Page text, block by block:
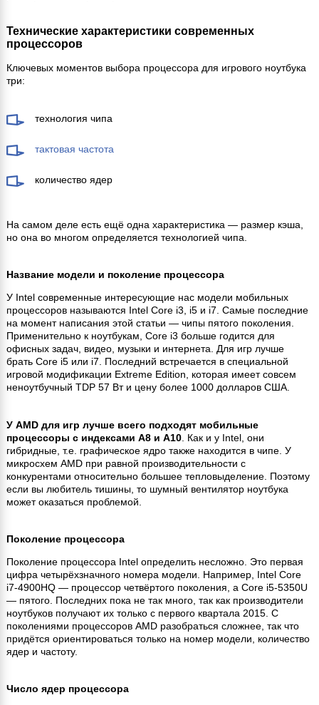
Технические характеристики современных
процессоров
Ключевых моментов выбора процессора для игрового ноутбука
три:
технология чипа
тактовая частота
количество ядер
На самом деле есть ещё одна характеристика — размер кэша,
но она во многом определяется технологией чипа.
Название модели и поколение процессора
У Intel современные интересующие нас модели мобильных
процессоров называются Intel Core i3, i5 и i7. Самые последние
на момент написания этой статьи — чипы пятого поколения.
Применительно к ноутбукам, Core i3 больше годится для
офисных задач, видео, музыки и интернета. Для игр лучше
брать Core i5 или i7. Последний встречается в специальной
игровой модификации Extreme Edition, которая имеет совсем
неноутбучный TDP 57 Вт и цену более 1000 долларов США.
У AMD для игр лучше всего подходят мобильные
процессоры с индексами A8 и A10. Как и у Intel, они
гибридные, т.е. графическое ядро также находится в чипе. У
микросхем AMD при равной производительности с
конкурентами относительно большее тепловыделение. Поэтому
если вы любитель тишины, то шумный вентилятор ноутбука
может оказаться проблемой.
Поколение процессора
Поколение процессора Intel определить несложно. Это первая
цифра четырёхзначного номера модели. Например, Intel Core
i7-4900HQ — процессор четвёртого поколения, а Core i5-5350U
— пятого. Последних пока не так много, так как производители
ноутбуков получают их только с первого квартала 2015. С
поколениями процессоров AMD разобраться сложнее, так что
придётся ориентироваться только на номер модели, количество
ядер и частоту.
Число ядер процессора